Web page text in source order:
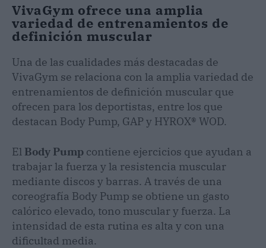
VivaGym ofrece una amplia
variedad de entrenamientos de
definición muscular
Una de las cualidades más destacadas de
VivaGym se relaciona con la amplia variedad de
entrenamientos de definición muscular que
ofrecen para los deportistas, entre los que
destacan Body Pump, GAP y HYROX® WOD.
El Body Pump contiene ejercicios que ayudan a
trabajar la fuerza y la resistencia muscular
mediante discos y barras. A través de una
coreografía Body Pump se obtiene un gasto
calórico elevado, tono muscular y fuerza. La
intensidad de esta rutina es alta y con una
dificultad media.